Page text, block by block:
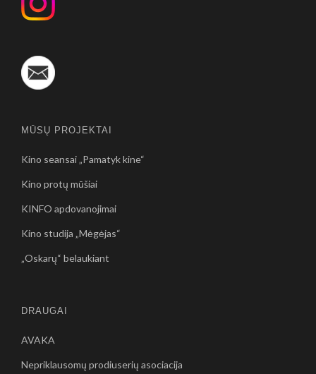
MŪSŲ PROJEKTAI
Kino seansai „Pamatyk kine“
Kino protų mūšiai
KINFO apdovanojimai
Kino studija „Mėgėjas“
„Oskarų“ belaukiant
DRAUGAI
AVAKA
Nepriklausomų prodiuserių asociacija